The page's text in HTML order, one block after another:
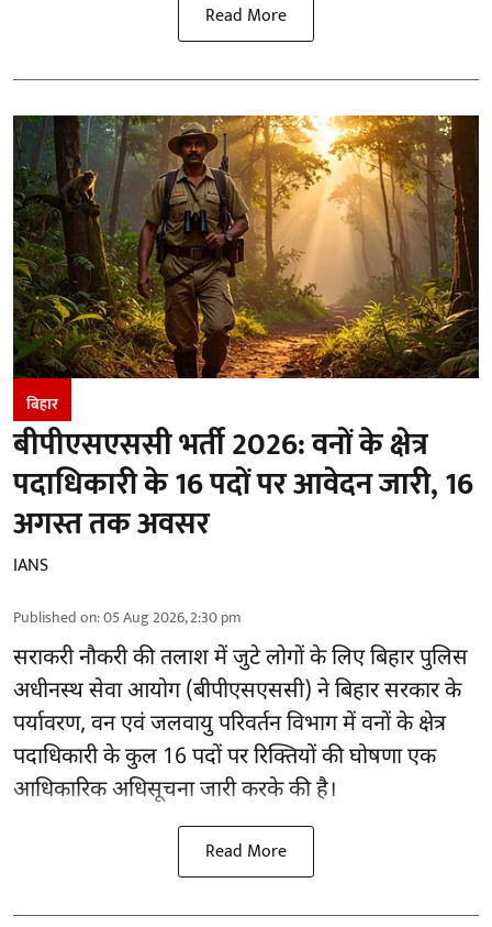
Read More
बिहार
बीपीएसएससी भर्ती 2026: वनों के क्षेत्र
पदाधिकारी के 16 पदों पर आवेदन जारी, 16
अगस्त तक अवसर
IANS
Published on:05 Aug 2026, 2:30 pm
सराकरी नौकरी की तलाश में जुटे लोगों के लिए बिहार पुलिस
अधीनस्थ सेवा आयोग (बीपीएसएससी) ने बिहार सरकार के
पर्यावरण, वन एवं जलवायु परिवर्तन विभाग में वनों के क्षेत्र
पदाधिकारी के कुल 16 पदों पर रिक्तियों की घोषणाएक
आधिकारिक अधिसूचना जारी करके की है।
Read More